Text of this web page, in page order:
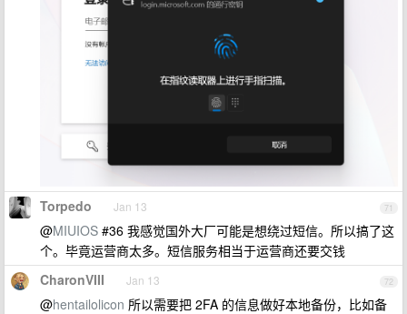
71
Torpedo Jan 13
@MIUIOS #36 我感觉国外大厂可能是想绕过短信。所以搞了这
个。毕竟运营商太多。短信服务相当于运营商还要交钱
72
CharonVIII Jan 13
@hentailolicon 所以需要把 2FA 的信息做好本地备份，比如备